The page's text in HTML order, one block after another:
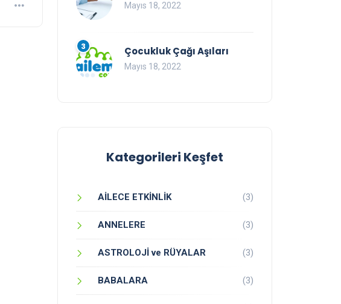
Mayıs 18, 2022
3 Çocukluk Çağı Aşıları
Mayıs 18, 2022
Kategorileri Keşfet
AİLECE ETKİNLİK (3)
ANNELERE (3)
ASTROLOJİ ve RÜYALAR (3)
BABALARA (3)